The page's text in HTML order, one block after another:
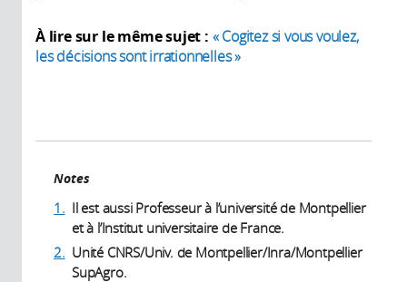
À lire sur le même sujet : « Cogitez si vous voulez,
les décisions sont irrationnelles »
Notes
1. Il est aussi Professeur à l’université de Montpellier
et à l’Institut universitaire de France.
2. Unité CNRS/Univ. de Montpellier/Inra/Montpellier
SupAgro.